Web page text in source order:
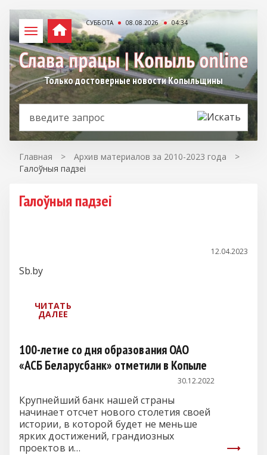
СУББОТА 08.08.2026 04:34
Только достоверные новости Копыльщины
Главная > Архив материалов за 2010-2023 года
>
Галоўныя падзеі
Галоўныя падзеі
12.04.2023
Sb.by
100-летие со дня образования ОАО
«АСБ Беларусбанк» отметили в Копыле
30.12.2022
Крупнейший банк нашей страны
начинает отсчет нового столетия своей
истории, в которой будет не меньше
ярких достижений, грандиозных
проектов и…